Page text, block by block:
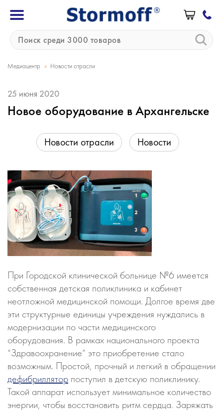
Медиацентр » Новости отрасли
25 июня 2020
Новое оборудование в Архангельске
Новости отрасли Новости
При Городской клинической больнице №6 имеется
собственная детская поликлиника и кабинет
неотложной медицинской помощи. Долгое время две
эти структурные единицы учреждения нуждались в
модернизации по части медицинского
оборудования. В рамках национального проекта
“Здравоохранение” это приобретение стало
возможным. Простой, прочный и легкий в обращении
дефибриллятор поступил в детскую поликлинику.
Такой аппарат использует минимальное количество
энергии, чтобы восстановить ритм сердца. Заряжать